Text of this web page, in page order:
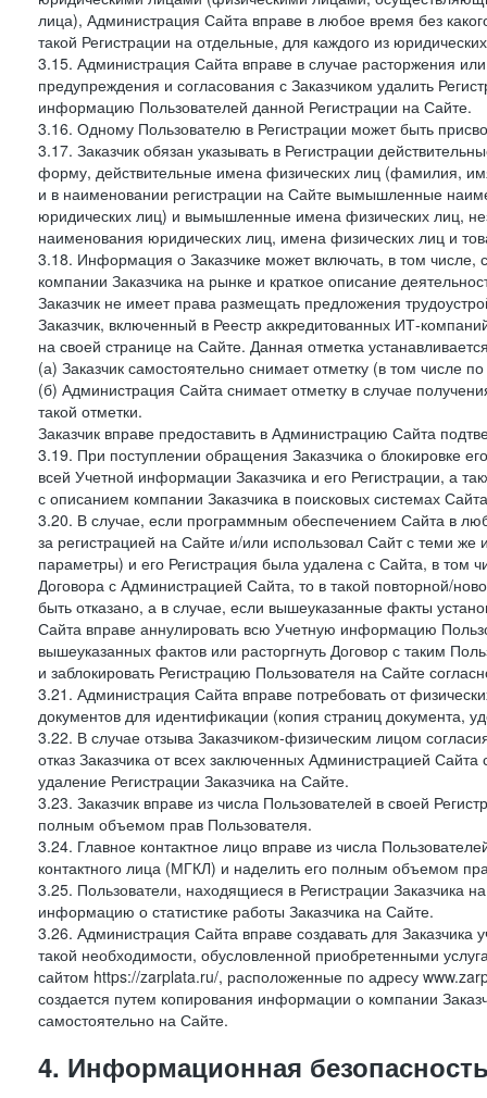
лица), Администрация Сайта вправе в любое время без
такой Регистрации на отдельные, для каждого из
3.15. Администрация Сайта вправе в случае расторжения
предупреждения и согласования с Заказчиком удалить
информацию Пользователей данной Регистрации на Сайте.
3.16. Одному Пользователю в Регистрации может быть
3.17. Заказчик обязан указывать в Регистрации
форму, действительные имена физических лиц (фамилия,
и в наименовании регистрации на Сайте вымышленные
юридических лиц) и вымышленные имена физических лиц,
наименования юридических лиц, имена физических лиц и
3.18. Информация о Заказчике может включать, в том
компании Заказчика на рынке и краткое описание
Заказчик не имеет права размещать предложения
Заказчик, включенный в Реестр аккредитованных ИТ-
на своей странице на Сайте. Данная отметка
(а) Заказчик самостоятельно снимает отметку (в том числе
(б) Администрация Сайта снимает отметку в случае
такой отметки.
Заказчик вправе предоставить в Администрацию Сайта
3.19. При поступлении обращения Заказчика о блокировке
всей Учетной информации Заказчика и его Регистрации, а
с описанием компании Заказчика в поисковых системах
3.20. В случае, если программным обеспечением Сайта в
за регистрацией на Сайте и/или использовал Сайт с теми
параметры) и его Регистрация была удалена с Сайта, в том
Договора с Администрацией Сайта, то в такой повторной/
быть отказано, а в случае, если вышеуказанные факты
Сайта вправе аннулировать всю Учетную информацию
вышеуказанных фактов или расторгнуть Договор с таким
и заблокировать Регистрацию Пользователя на Сайте
3.21. Администрация Сайта вправе потребовать от
документов для идентификации (копия страниц документа,
3.22. В случае отзыва Заказчиком-физическим лицом
отказ Заказчика от всех заключенных Администрацией
удаление Регистрации Заказчика на Сайте.
3.23. Заказчик вправе из числа Пользователей в своей
полным объемом прав Пользователя.
3.24. Главное контактное лицо вправе из числа
контактного лица (МГКЛ) и наделить его полным объемом
3.25. Пользователи, находящиеся в Регистрации Заказчика
информацию о статистике работы Заказчика на Сайте.
3.26. Администрация Сайта вправе создавать для
такой необходимости, обусловленной приобретенными
сайтом https://zarplata.ru/, расположенные по адресу
создается путем копирования информации о компании
самостоятельно на Сайте.
4. Информационная